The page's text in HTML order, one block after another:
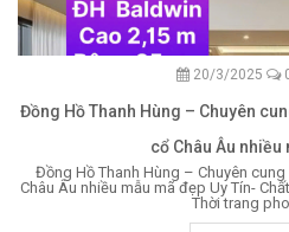
20/3/2025
Đồng Hồ Thanh Hùng – Chuyên
cổ Châu Âu nhiều
Đồng Hồ Thanh Hùng – Chuyên
Châu Âu nhiều mẫu mã đẹp Uy Tín-
Thời trang